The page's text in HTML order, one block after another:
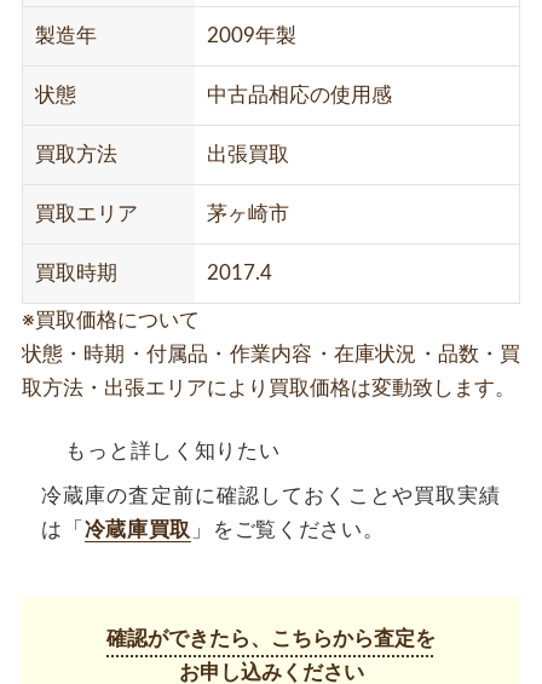
製造年 2009年製
状態 中古品相応の使用感
買取方法 出張買取
買取エリア 茅ヶ崎市
買取時期 2017.4
※買取価格について
状態・時期・付属品・作業内容・在庫状況・品数・買
取方法・出張エリアにより買取価格は変動致します。
もっと詳しく知りたい
冷蔵庫の査定前に確認しておくことや買取実績
は「 冷蔵庫買取 」をご覧ください。
確認ができたら、こちらから査定を
お申し込みください